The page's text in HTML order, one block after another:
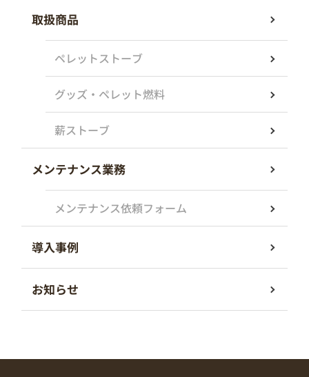
取扱商品
ペレットストーブ
グッズ・ペレット燃料
薪ストーブ
メンテナンス業務
メンテナンス依頼フォーム
導入事例
お知らせ